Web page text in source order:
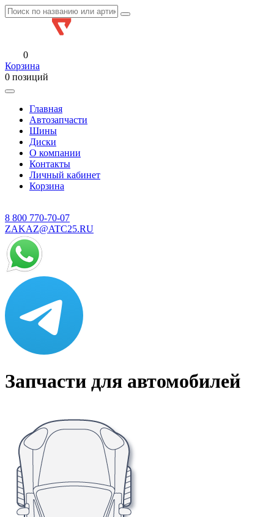
0
Корзина
0 позиций
Главная
Автозапчасти
Шины
Диски
О компании
Контакты
Личный кабинет
Корзина
8 800 770-70-07
ZAKAZ@ATC25.RU
Запчасти для автомобилей